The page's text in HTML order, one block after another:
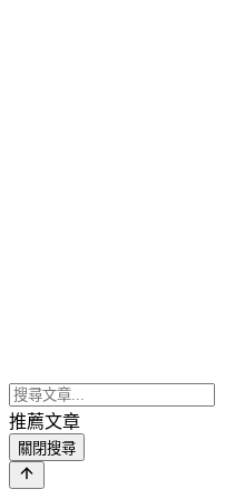
推薦文章
關閉搜尋